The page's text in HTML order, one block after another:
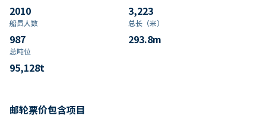
2010 3,223
船员人数
987
总长（米）
293.8m
总吨位
95,128t
邮轮票价包含项目